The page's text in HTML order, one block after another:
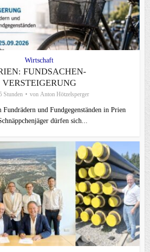
Wirtschaft
FUNDSACHEN-
VERSTEIGERUNG
Stunden von Anton Hötzelsperger
Fundrädern und Fundgegenständen in Prien
dürfen sich...